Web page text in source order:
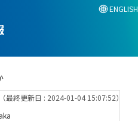
ENGLISH
（最終更新日 : 2024-01-04 15:07:52）